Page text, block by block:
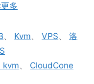
多
、 Kvm、VPS、洛
kvm、 CloudCone